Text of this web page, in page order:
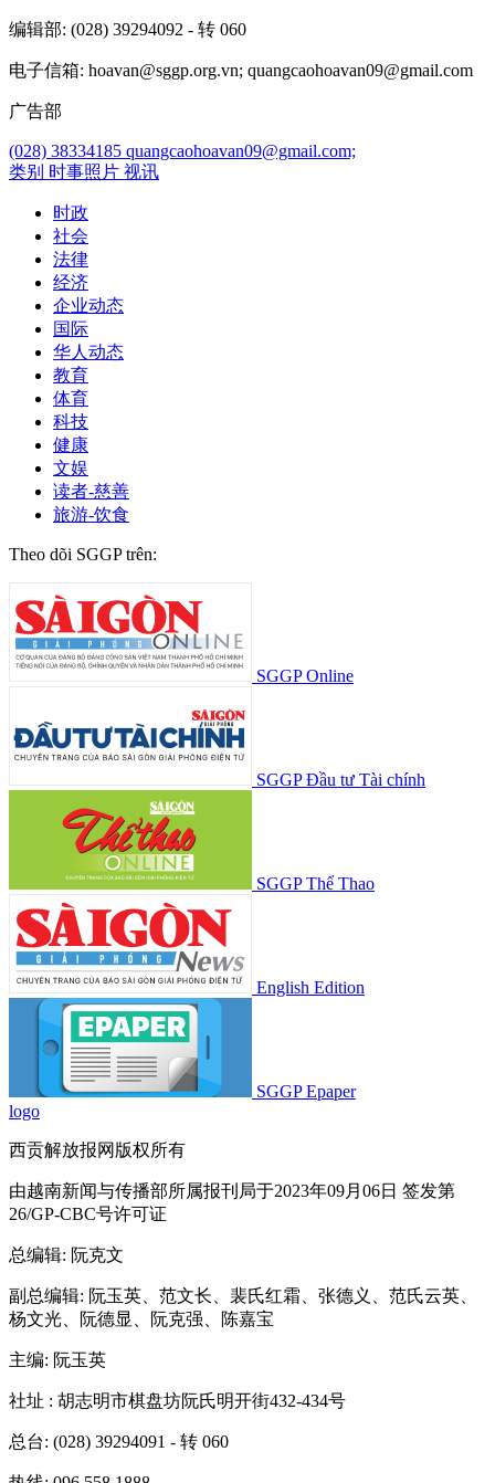
编辑部: (028) 39294092 - 转 060
电子信箱: hoavan@sggp.org.vn; quangcaohoavan09@gmail.com
广告部
(028) 38334185 quangcaohoavan09@gmail.com;
类别 时事照片 视讯
时政
社会
法律
经济
企业动态
国际
华人动态
教育
体育
科技
健康
文娱
读者-慈善
旅游-饮食
Theo dõi SGGP trên:
SGGP Online
SGGP Đầu tư Tài chính
SGGP Thể Thao
English Edition
SGGP Epaper
logo
西贡解放报网版权所有
由越南新闻与传播部所属报刊局于2023年09月06日 签发第
26/GP-CBC号许可证
总编辑: 阮克文
副总编辑: 阮玉英、范文长、裴氏红霜、张德义、范氏云英、
杨文光、阮德显、阮克强、陈嘉宝
主编: 阮玉英
社址 : 胡志明市棋盘坊阮氏明开街432-434号
总台: (028) 39294091 - 转 060